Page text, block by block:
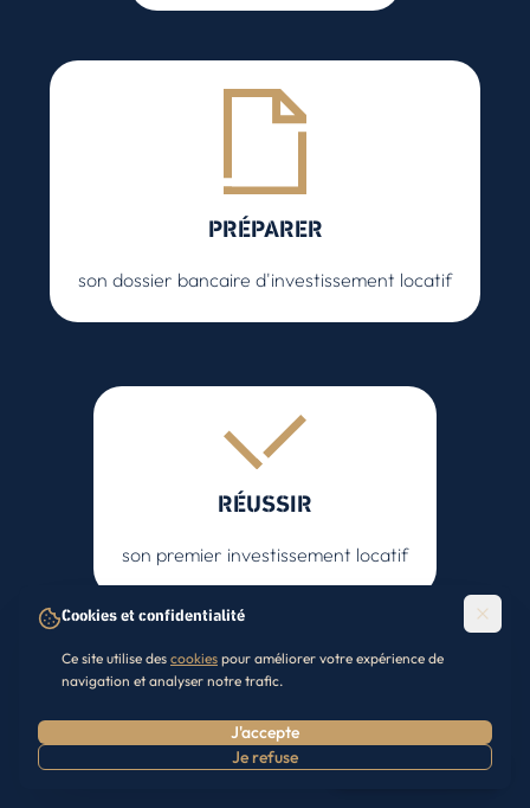
Prendre RDV
PRÉPARER
son dossier bancaire d'investissement locatif
RÉUSSIR
son premier investissement locatif
Télécharger le Guide (Offert)
Cookies et confidentialité
Ce site utilise des cookies pour améliorer votre expérience de
navigation et analyser notre trafic.
J'accepte
Je refuse